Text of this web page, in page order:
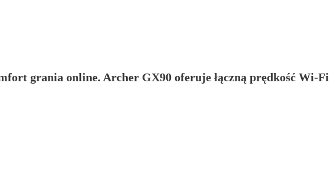
grania online. Archer GX90 oferuje łączną prędkość Wi-Fi